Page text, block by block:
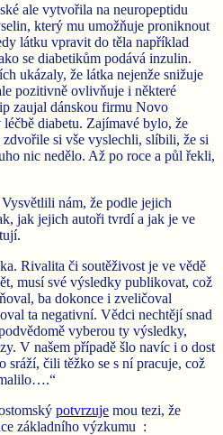
ale vytvořila na neuropeptidu
který mu umožňuje proniknout
látku vpravit do těla například
se diabetikům podává inzulin.
ukázaly, že látka nejenže snižuje
pozitivně ovlivňuje i některé
zaujal dánskou firmu Novo
diabetu. Zajímavé bylo, že
si vše vyslechli, slíbili, že si
nic nedělo. Až po roce a půl řekli,
Vysvětlili nám, že podle jejich
jak jejich autoři tvrdí a jak je ve
Rivalita či soutěživost je ve vědě
musí své výsledky publikovat, což
ba dokonce i zveličoval
ta negativní. Vědci nechtějí snad
vyberou ty výsledky,
V našem případě šlo navíc i o dost
sráží, čili těžko se s ní pracuje, což
potvrzuje mou tezi, že
základního výzkumu :